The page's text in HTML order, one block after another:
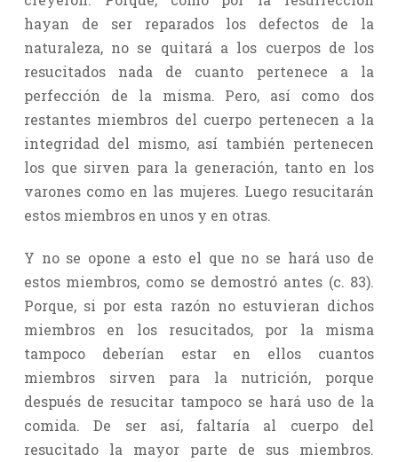
hayan de ser reparados los defectos de la
naturaleza, no se quitará a los cuerpos de los
resucitados nada de cuanto pertenece a la
perfección de la misma. Pero, así como dos
restantes miembros del cuerpo pertenecen a la
integridad del mismo, así también pertenecen
los que sirven para la generación, tanto en los
varones como en las mujeres. Luego resucitarán
estos miembros en unos y en otras.
Y no se opone a esto el que no se hará uso de
estos miembros, como se demostró antes (c. 83).
Porque, si por esta razón no estuvieran dichos
miembros en los resucitados, por la misma
tampoco deberían estar en ellos cuantos
miembros sirven para la nutrición, porque
después de resucitar tampoco se hará uso de la
comida. De ser así, faltaría al cuerpo del
resucitado la mayor parte de sus miembros.